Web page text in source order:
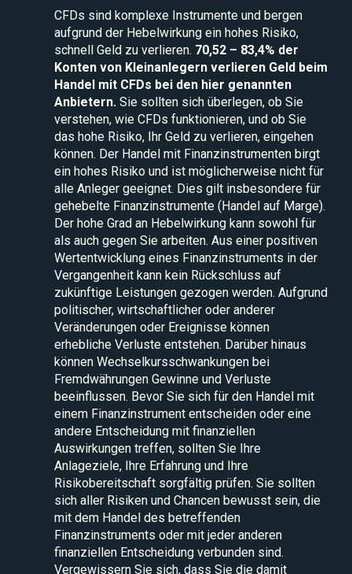
CFDs sind komplexe Instrumente und bergen
aufgrund der Hebelwirkung ein hohes Risiko,
schnell Geld zu verlieren. 70,52 – 83,4% der
Konten von Kleinanlegern verlieren Geld beim
Handel mit CFDs bei den hier genannten
Anbietern.Sie sollten sich überlegen, ob Sie
verstehen, wie CFDs funktionieren, und ob Sie
das hohe Risiko, Ihr Geld zu verlieren, eingehen
können. Der Handel mit Finanzinstrumenten birgt
ein hohes Risiko und ist möglicherweise nicht für
alle Anleger geeignet. Dies gilt insbesondere für
gehebelte Finanzinstrumente (Handel auf Marge).
Der hohe Grad an Hebelwirkung kann sowohl für
als auch gegen Sie arbeiten. Aus einer positiven
Wertentwicklung eines Finanzinstruments in der
Vergangenheit kann kein Rückschluss auf
zukünftige Leistungen gezogen werden. Aufgrund
politischer, wirtschaftlicher oder anderer
Veränderungen oder Ereignisse können
erhebliche Verluste entstehen. Darüber hinaus
können Wechselkursschwankungen bei
Fremdwährungen Gewinne und Verluste
beeinflussen. Bevor Sie sich für den Handel mit
einem Finanzinstrument entscheiden oder eine
andere Entscheidung mit finanziellen
Auswirkungen treffen, sollten Sie Ihre
Anlageziele, Ihre Erfahrung und Ihre
Risikobereitschaft sorgfältig prüfen. Sie sollten
sich aller Risiken und Chancen bewusst sein, die
mit dem Handel des betreffenden
Finanzinstruments oder mit jeder anderen
finanziellen Entscheidung verbunden sind.
Vergewissern Sie sich, dass Sie die damit